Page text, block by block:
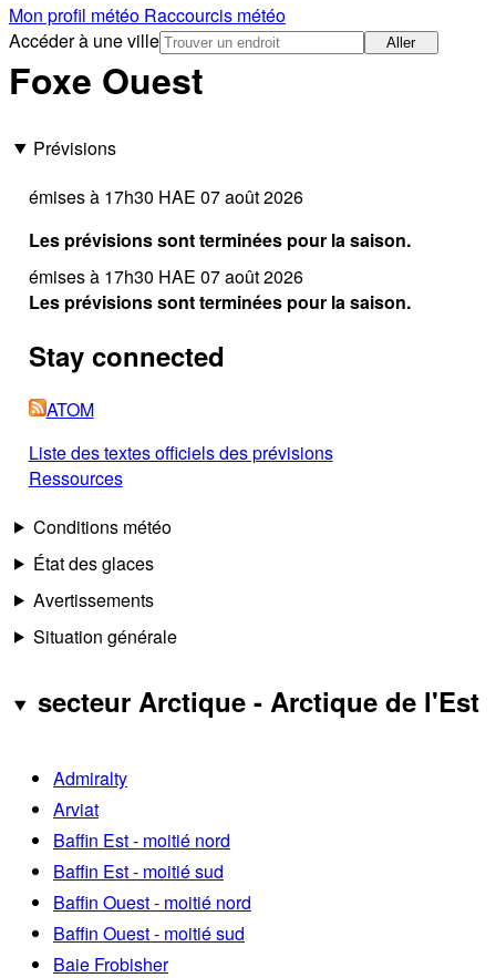
Mon profil météo Raccourcis météo
Accéder à une ville
Aller
Foxe Ouest
Prévisions
émises à 17h30 HAE 07 août 2026
Les prévisions sont terminées pour la saison.
émises à 17h30 HAE 07 août 2026
Les prévisions sont terminées pour la saison.
Stay connected
ATOM
Liste des textes officiels des prévisions
Ressources
Conditions météo
État des glaces
Avertissements
Situation générale
secteur Arctique - Arctique de l'Est
Admiralty
Arviat
Baffin Est - moitié nord
Baffin Est - moitié sud
Baffin Ouest - moitié nord
Baffin Ouest - moitié sud
Baie Frobisher